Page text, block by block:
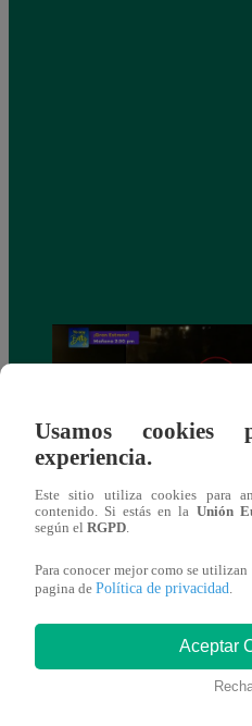
Sofía Franco ocasiona triple
También
Usamos
experiencia.
Este sitio utiliza cookies para
contenido. Si estás en la Unión
según el RGPD
Para conocer mejor como se
pagina de Política de privacidad
Aceptar